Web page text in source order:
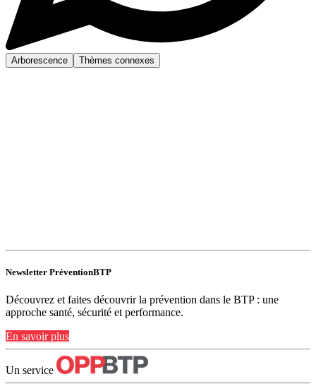
Arborescence Thèmes connexes
Newsletter PréventionBTP
Découvrez et faites découvrir la prévention dans le BTP : une
approche santé, sécurité et performance.
En savoir plus
Un service